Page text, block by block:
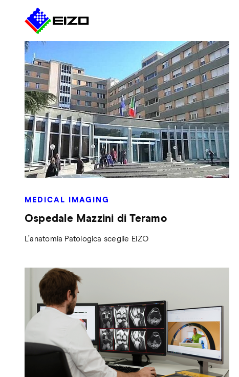
MEDICAL IMAGING
Ospedale Mazzini di Teramo
L’anatomia Patologica sceglie EIZO